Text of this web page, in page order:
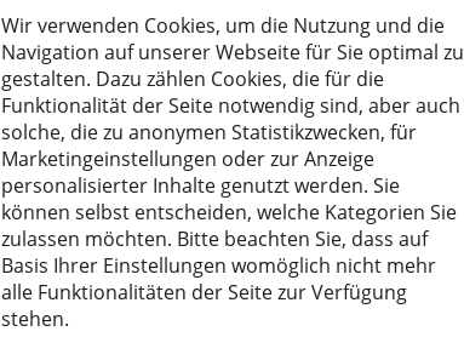
Wir verwenden Cookies, um die Nutzung und die
Navigation auf unserer Webseite für Sie optimal zu
gestalten. Dazu zählen Cookies, die für die
Funktionalität der Seite notwendig sind, aber auch
solche, die zu anonymen Statistikzwecken, für
Marketingeinstellungen oder zur Anzeige
personalisierter Inhalte genutzt werden. Sie
können selbst entscheiden, welche Kategorien Sie
zulassen möchten. Bitte beachten Sie, dass auf
Basis Ihrer Einstellungen womöglich nicht mehr
alle Funktionalitäten der Seite zur Verfügung
stehen.